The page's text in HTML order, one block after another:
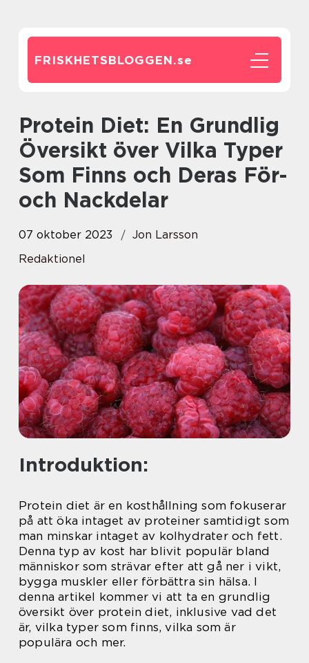
FRISKHETSBLOGGEN.se
Protein Diet: En Grundlig
Översikt över Vilka Typer
Som Finns och Deras För-
och Nackdelar
07 oktober 2023
Jon Larsson
Redaktionel
Introduktion:
Protein diet är en kosthållning som fokuserar
på att öka intaget av proteiner samtidigt som
man minskar intaget av kolhydrater och fett.
Denna typ av kost har blivit populär bland
människor som strävar efter att gå ner i vikt,
bygga muskler eller förbättra sin hälsa. I
denna artikel kommer vi att ta en grundlig
översikt över protein diet, inklusive vad det
är, vilka typer som finns, vilka som är
populära och mer.